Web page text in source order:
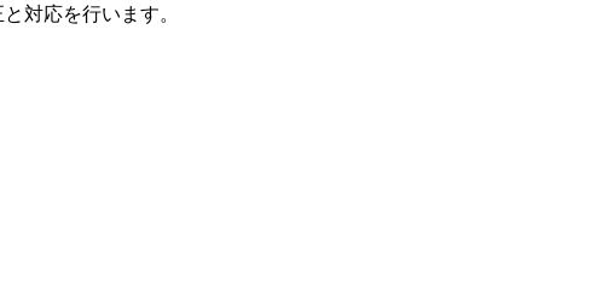
対応を行います。